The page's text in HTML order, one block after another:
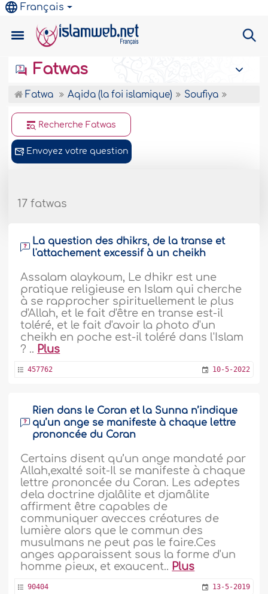
Français
Fatwas
Fatwa Aqida (la foi islamique) Soufiya
Recherche Fatwas
Envoyez votre question
17 fatwas
La question des dhikrs, de la transe et
l'attachement excessif à un cheikh
Assalam alaykoum, Le dhikr est une
pratique religieuse en Islam qui cherche
à se rapprocher spirituellement le plus
d'Allah, et le fait d'être en transe est-il
toléré, et le fait d'avoir la photo d'un
cheikh en poche est-il toléré dans l'Islam
? .. Plus
457762 10-5-2022
Rien dans le Coran et la Sunna n’indique
qu’un ange se manifeste à chaque lettre
prononcée du Coran
Certains disent qu’un ange mandaté par
Allah,exalté soit-Il se manifeste à chaque
lettre prononcée du Coran. Les adeptes
dela doctrine djalâlite et djamâlite
affirment être capables de
communiquer avecces créatures de
lumière alors que le commun des
musulmans ne peut pas le faire.Ces
anges apparaissent sous la forme d'un
homme pieux, et exaucent.. Plus
90404 13-5-2019